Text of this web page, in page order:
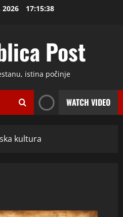
17:15:39
Post
istina počinje
WATCH VIDEO
kultura